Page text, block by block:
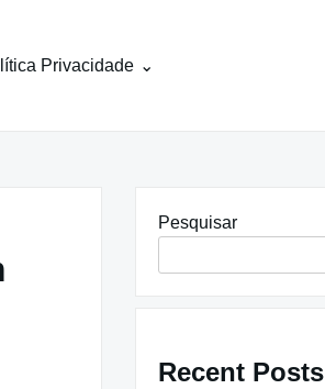
Privacidade
Pesquisar
Recent Posts